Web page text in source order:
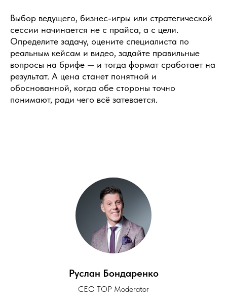
Выбор ведущего, бизнес-игры или стратегической
сессии начинается не с прайса, а с цели.
Определите задачу, оцените специалиста по
реальным кейсам и видео, задайте правильные
вопросы на брифе — и тогда формат сработает на
результат. А цена станет понятной и
обоснованной, когда обе стороны точно
понимают, ради чего всё затевается.
Руслан Бондаренко
CEO TOP Moderator
Оставьте заявку, и мы подберем для вас
идеального ведущего или ответим на все
вопросы